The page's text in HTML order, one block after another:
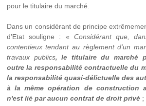
pour le titulaire du marché.
Dans un considérant de principe
d’Etat souligne : « Considérant que,
contentieux tendant au règlement d'un
travaux publics, le titulaire du marché
outre la responsabilité contractuelle du
la responsabilitéquasi-délictuelle des
à la même opération de construction
n'est lié par aucun contrat de droit privé;